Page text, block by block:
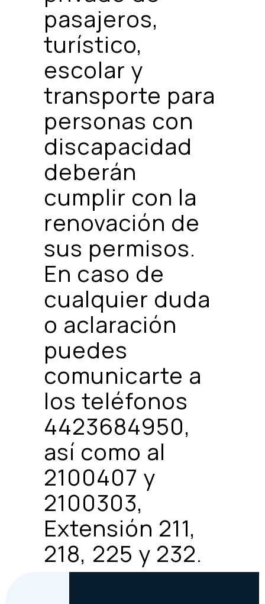
pasajeros,
turístico,
escolar y
transporte para
personas con
discapacidad
deberán
cumplir con la
renovación de
sus permisos.
En caso de
cualquier duda
o aclaración
puedes
comunicarte a
los teléfonos
4423684950,
así como al
2100407 y
2100303,
Extensión 211,
218, 225 y 232.